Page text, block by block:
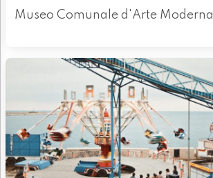
Museo Comunale d'Arte Moderna